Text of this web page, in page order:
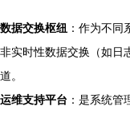
数据交换枢纽 ：作为不同
非实时性数据交换（如日
道。
运维支持平台 ：是系统